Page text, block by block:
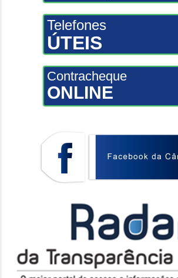
Telefones
ÚTEIS
Contracheque
ONLINE